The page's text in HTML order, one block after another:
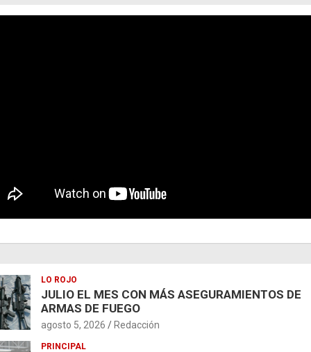
LO ROJO
JULIO EL MES CON MÁS ASEGURAMIENTOS DE
ARMAS DE FUEGO
agosto 5, 2026 Redacción
PRINCIPAL